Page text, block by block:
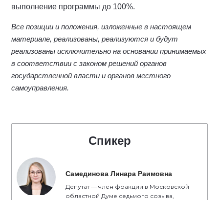
выполнение программы до 100%.
Все позиции и положения, изложенные в настоящем
материале, реализованы, реализуются и будут
реализованы исключительно на основании принимаемых
в соответствии с законом решений органов
государственной власти и органов местного
самоуправления.
Спикер
Самединова Линара Раимовна
Депутат — член фракции в Московской
областной Думе седьмого созыва,